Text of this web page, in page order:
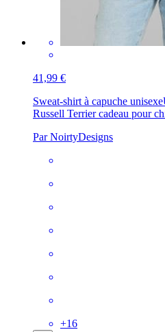
41,99 €
Sweat-shirt à capuche unisexe
Russell Terrier cadeau pour
Par NoirtyDesigns
+16